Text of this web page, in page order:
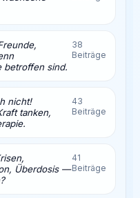
betroffen sind.
38
Beiträge
nicht!
tanken,
43
Beiträge
Überdosis —
41
Beiträge